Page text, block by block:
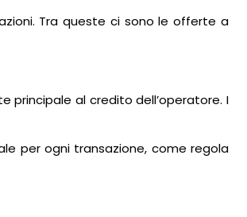
Tra queste ci sono le offerte a
principale al credito dell’operatore. I
per ogni transazione, come regola